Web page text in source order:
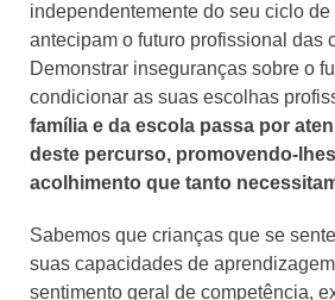
independentemente do seu ciclo de
antecipam o futuro profissional das
Demonstrar inseguranças sobre o
condicionar as suas escolhas
família e da escola passa por
deste percurso, promovendo-
acolhimento que tanto
Sabemos que crianças que se
suas capacidades de
sentimento geral de competência,